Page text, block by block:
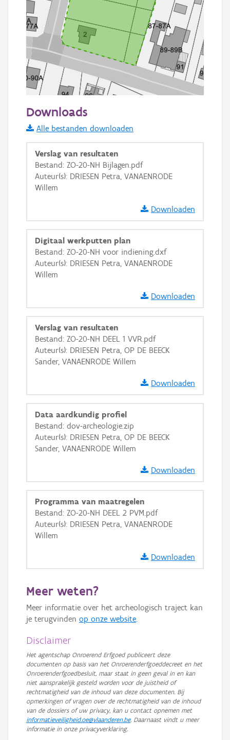
Informatie Vlaanderen
i
+ −
Basis Lagen
OSM-Basiskaart
GRB-Basiskaart
GRB-Basiskaart in grijswaarden
Downloads
Alle bestanden downloaden
Verslag van resultaten
Bestand: ZO-20-NH Bijlagen.pdf
Auteur(s): DRIESEN Petra, VANAENRODE
Willem
Downloaden
Digitaal werkputten plan
Bestand: ZO-20-NH voor indiening.dxf
Auteur(s): DRIESEN Petra, VANAENRODE
Willem
Downloaden
Verslag van resultaten
Bestand: ZO-20-NH DEEL 1 VVR.pdf
Auteur(s): DRIESEN Petra, OP DE BEECK
Sander, VANAENRODE Willem
Downloaden
Data aardkundig profiel
Bestand: dov-archeologie.zip
Auteur(s): DRIESEN Petra, OP DE BEECK
Sander, VANAENRODE Willem
Downloaden
Programma van maatregelen
Bestand: ZO-20-NH DEEL 2 PVM.pdf
Auteur(s): DRIESEN Petra, VANAENRODE
Willem
Downloaden
Meer weten?
Meer informatie over het archeologisch traject kan
je terugvinden op onze website.
Disclaimer
Het agentschap Onroerend Erfgoed publiceert deze
documenten op basis van het Onroerenderfgoeddecreet en het
Onroerenderfgoedbesluit, maar staat in geen geval in en kan
niet aansprakelijk gesteld worden voor de juistheid of
rechtmatigheid van de inhoud van deze documenten. Bij
opmerkingen of vragen over de rechtmatigheid van de inhoud
van de dossiers of uw privacy, kan u contact opnemen met
informatieveiligheid.oe@vlaanderen.be. Daarnaast vindt u meer
informatie in onze privacyverklaring.